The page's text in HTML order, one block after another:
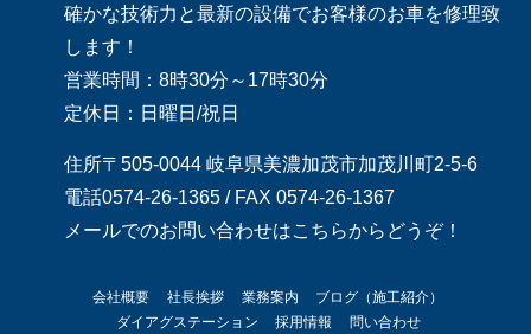
確かな技術力と最新の設備でお客様のお車を修理致
します！
営業時間：8時30分～17時30分
定休日：日曜日/祝日
住所〒505-0044 岐阜県美濃加茂市加茂川町2-5-6
電話0574-26-1365 / FAX 0574-26-1367
メールでのお問い合わせはこちらからどうぞ！
会社概要 社長挨拶 業務案内
ブログ（施工紹介）
ダイアグステーション
採用情報 問い合わせ